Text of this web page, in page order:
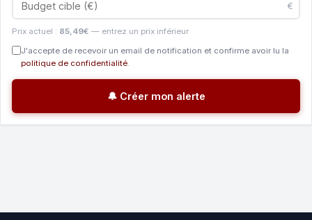
€
Prix actuel : 85,49€ — entrez un prix inférieur
J'accepte de recevoir un email de notification et confirme avoir lu la
politique de confidentialité.
🔔 Créer mon alerte